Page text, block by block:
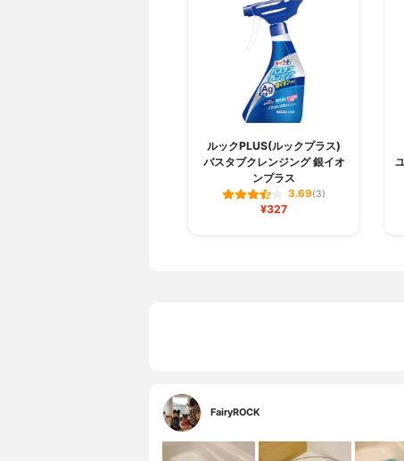
ルックPLUS(ルックプラス)
バスタブクレンジング 銀イオ
ンプラス
3.69(3)
¥327
FairyROCK